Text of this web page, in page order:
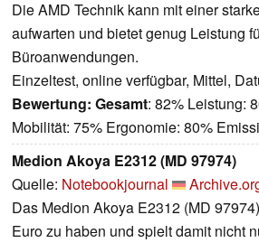
Die AMD Technik kann mit einer
aufwarten und bietet genug Leistung
Büroanwendungen.
Einzeltest, online verfügbar, Mittel,
Bewertung: Gesamt: 82% Leistung:
Mobilität: 75% Ergonomie: 80%
Medion Akoya E2312 (MD 97974)
Quelle: Notebookjournal
Das Medion Akoya E2312 (MD
Euro zu haben und spielt damit nicht